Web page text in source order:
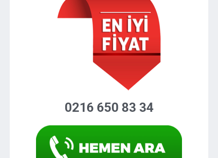
0216 650 83 34